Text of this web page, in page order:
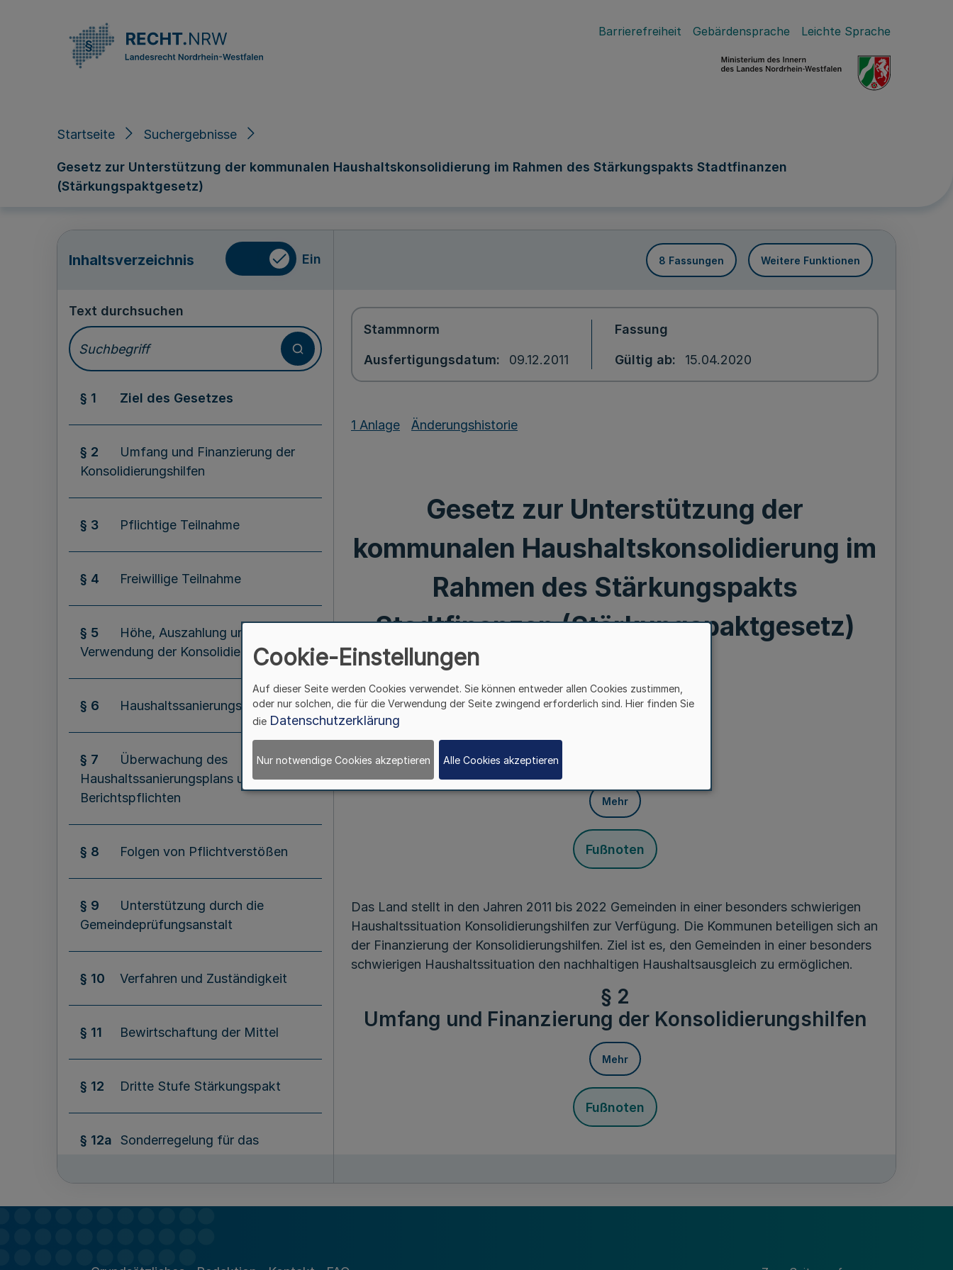
Barrierefreiheit Gebärdensprache Leichte Sprache
Startseite Suchergebnisse
Gesetz zur Unterstützung der kommunalen Haushaltskonsolidierung im Rahmen des Stärkungspakts Stadtfinanzen
(Stärkungspaktgesetz)
Inhaltsverzeichnis Ein 8 Fassungen Weitere Funktionen
Text durchsuchen
§ 1 Ziel des Gesetzes
§ 2
Umfang und Finanzierung der
Konsolidierungshilfen
§ 3 Pflichtige Teilnahme
§ 4 Freiwillige Teilnahme
§ 5
Höhe, Auszahlung und
Verwendung der Konsolidierungshilfe
§ 6 Haushaltssanierungsplan
§ 7
Überwachung des
Haushaltssanierungsplans und
Berichtspflichten
§ 8 Folgen von Pflichtverstößen
§ 9
Unterstützung durch die
Gemeindeprüfungsanstalt
§ 10 Verfahren und Zuständigkeit
§ 11 Bewirtschaftung der Mittel
§ 12 Dritte Stufe Stärkungspakt
§ 12a
Sonderregelung für das
Stammnorm
Ausfertigungsdatum 09.12.2011
Fassung
Gültig ab 15.04.2020
1 Anlage Änderungshistorie
Gesetz zur Unterstützung der
kommunalen Haushaltskonsolidierung im
Rahmen des Stärkungspakts
Stadtfinanzen (Stärkungspaktgesetz)
Vom 9. Dezember 2011
Ziel des Gesetzes
Mehr
Fußnoten
Das Land stellt in den Jahren 2011 bis 2022 Gemeinden in einer besonders schwierigen
Haushaltssituation Konsolidierungshilfen zur Verfügung. Die Kommunen beteiligen sich an
der Finanzierung der Konsolidierungshilfen. Ziel ist es, den Gemeinden in einer besonders
schwierigen Haushaltssituation den nachhaltigen Haushaltsausgleich zu ermöglichen.
§ 2
Umfang und Finanzierung der Konsolidierungshilfen
Mehr
Fußnoten
Cookie-Einstellungen
Auf dieser Seite werden Cookies verwendet. Sie können entweder allen Cookies zustimmen,
oder nur solchen, die für die Verwendung der Seite zwingend erforderlich sind. Hier finden Sie
die Datenschutzerklärung
Nur notwendige Cookies akzeptieren Alle Cookies akzeptieren